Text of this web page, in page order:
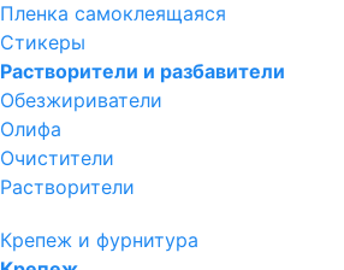
Пленка самоклеящаяся
Стикеры
Растворители и разбавители
Обезжириватели
Олифа
Очистители
Растворители
Крепеж и фурнитура